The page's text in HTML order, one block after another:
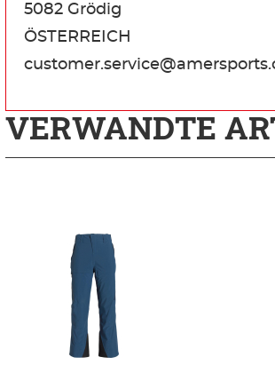
5082 Grödig
ÖSTERREICH
VERWANDTE